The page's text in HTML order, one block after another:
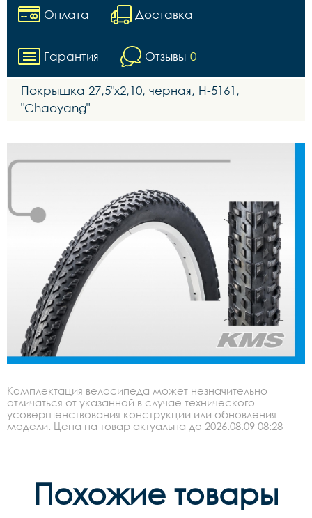
Оплата Доставка
Гарантия Отзывы 0
Покрышка 27,5"х2,10, черная, H-5161,
"Chaoyang"
Комплектация велосипеда может незначительно
отличаться от указанной в случае технического
усовершенствования конструкции или обновления
модели. Цена на товар актуальна до 2026.08.09 08:28
Похожие товары